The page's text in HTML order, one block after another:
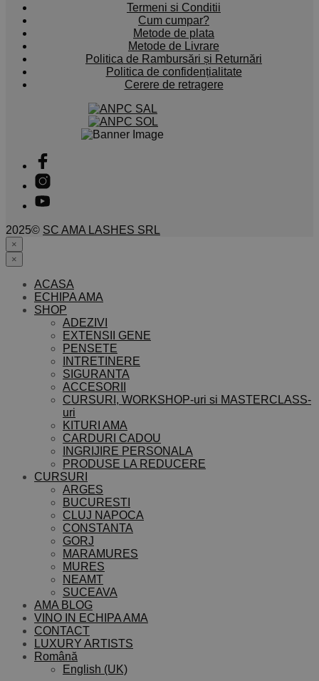
Termeni si Conditii
Cum cumpar?
Metode de plata
Metode de Livrare
Politica de Rambursări și Returnări
Politica de confidențialitate
Cerere de retragere
2025© SC AMA LASHES SRL
×
×
ACASA
ECHIPA AMA
SHOP
ADEZIVI
EXTENSII GENE
PENSETE
INTRETINERE
SIGURANTA
ACCESORII
CURSURI, WORKSHOP-uri si MASTERCLASS-
uri
KITURI AMA
CARDURI CADOU
INGRIJIRE PERSONALA
PRODUSE LA REDUCERE
CURSURI
ARGES
BUCURESTI
CLUJ NAPOCA
CONSTANTA
GORJ
MARAMURES
MURES
NEAMT
SUCEAVA
AMA BLOG
VINO IN ECHIPA AMA
CONTACT
LUXURY ARTISTS
Română
English (UK)